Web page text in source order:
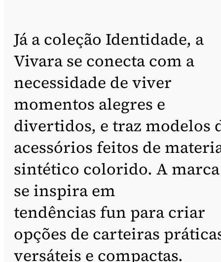
Já a coleção Identidade, a
Vivara se conecta com a
necessidade de viver
momentos alegres e
divertidos, e traz modelos
acessórios feitos de
sintético colorido. A marca
se inspira em
tendências fun para criar
opções de carteiras
versáteis e compactas.